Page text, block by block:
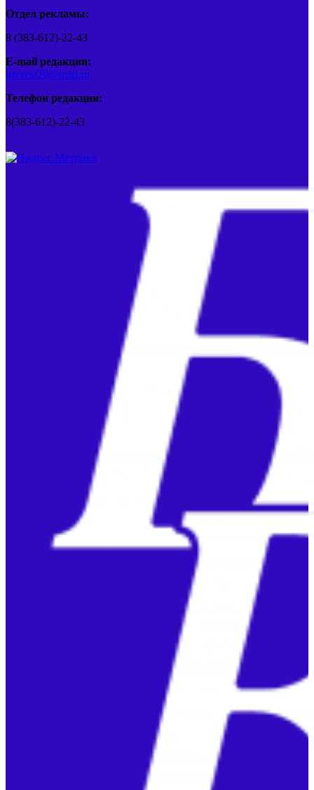
Отдел рекламы:
8 (383-612)-22-43
E-mail редакции:
barvest20@mail.ru
Телефон редакции:
8(383-612)-22-43